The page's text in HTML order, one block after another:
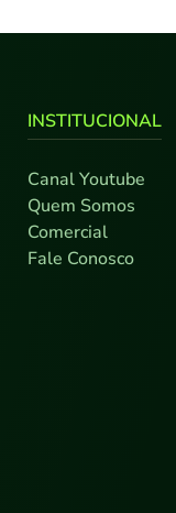
INSTITUCIONAL
Canal Youtube
Quem Somos
Comercial
Fale Conosco